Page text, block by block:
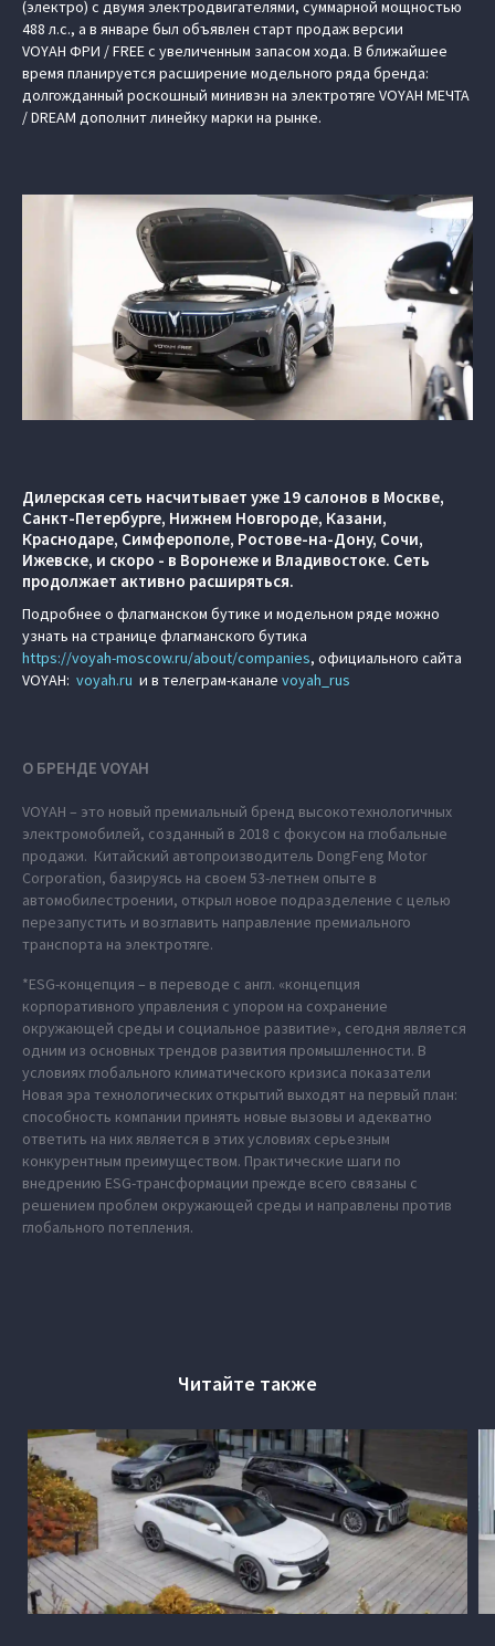
(электро) c двумя электродвигателями, суммарной мощностью
488 л.с., а в январе был объявлен старт продаж версии
VOYAH ФРИ / FREE с увеличенным запасом хода. В ближайшее
время планируется расширение модельного ряда бренда:
долгожданный роскошный минивэн на электротяге VOYAH МЕЧТА
/ DREAM дополнит линейку марки на рынке.
Дилерская сеть насчитывает уже 19 салонов в Москве,
Санкт-Петербурге, Нижнем Новгороде, Казани,
Краснодаре, Симферополе, Ростове-на-Дону, Сочи,
Ижевске, и скоро - в Воронеже и Владивостоке. Сеть
продолжает активно расширяться.
Подробнее о флагманском бутике и модельном ряде можно
узнать на странице флагманского бутика
https://voyah-moscow.ru/about/companies, официального сайта
VOYAH: voyah.ru и в телеграм-канале voyah_rus
О БРЕНДЕ VOYAH
VOYAH – это новый премиальный бренд высокотехнологичных
электромобилей, созданный в 2018 с фокусом на глобальные
продажи. Китайский автопроизводитель DongFeng Motor
Corporation, базируясь на своем 53-летнем опыте в
автомобилестроении, открыл новое подразделение с целью
перезапустить и возглавить направление премиального
транспорта на электротяге.
*ESG-концепция – в переводе с англ. «концепция
корпоративного управления с упором на сохранение
окружающей среды и социальное развитие», сегодня является
одним из основных трендов развития промышленности. В
условиях глобального климатического кризиса показатели
Новая эра технологических открытий выходят на первый план:
способность компании принять новые вызовы и адекватно
ответить на них является в этих условиях серьезным
конкурентным преимуществом. Практические шаги по
внедрению ESG-трансформации прежде всего связаны с
решением проблем окружающей среды и направлены против
глобального потепления.
Читайте также